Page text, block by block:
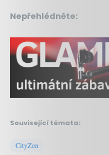
Nepřehlédněte:
Související témata:
CityZen